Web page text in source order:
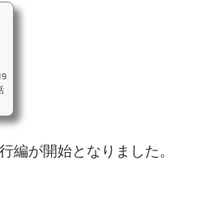
が開始となりました。